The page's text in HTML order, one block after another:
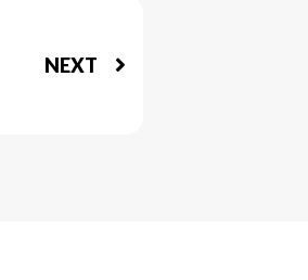
NEXT